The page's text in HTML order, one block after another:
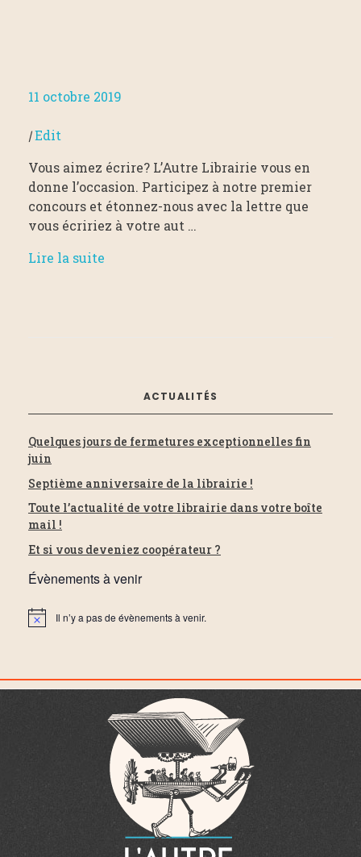
11 octobre 2019
|Edit
Vous aimez écrire? L’Autre Librairie vous en
donne l’occasion. Participez à notre premier
concours et étonnez-nous avec la lettre que
vous écririez à votre aut …
Lire la suite
ACTUALITÉS
Quelques jours de fermetures exceptionnelles fin
juin
Septième anniversaire de la librairie !
Toute l’actualité de votre librairie dans votre boîte
mail !
Et si vous deveniez coopérateur ?
Évènements à venir
Il n’y a pas de évènements à venir.